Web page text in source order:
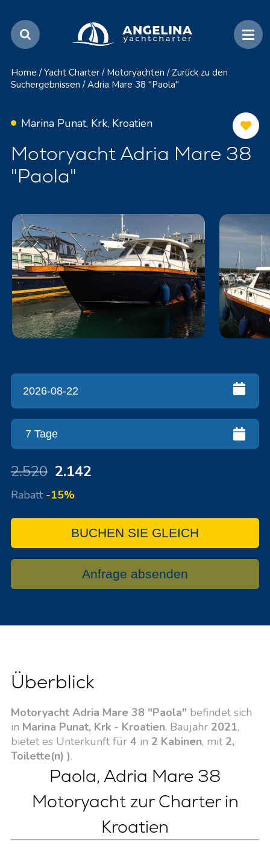
Home / Yacht Charter / Motoryachten / Zurück zu den
Suchergebnissen / Adria Mare 38 "Paola"
Marina Punat, Krk, Kroatien
Motoryacht Adria Mare 38
"Paola"
2.520 2.142
Rabatt -15%
BUCHEN SIE GLEICH
Anfrage absenden
Überblick
Motoryacht Adria Mare 38 "Paola" befindet sich
in Marina Punat, Krk - Kroatien. Baujahr 2021,
bietet es Unterkunft für 4 in 2 Kabinen, mit 2,
Toilette(n) ).
Paola, Adria Mare 38
Motoryacht zur Charter in
Kroatien